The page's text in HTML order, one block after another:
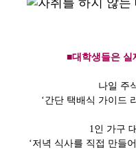
■대학생들은 실
나일 주
‘간단 택배식 가이드
1인 가구
‘저녁 식사를 직접 만들